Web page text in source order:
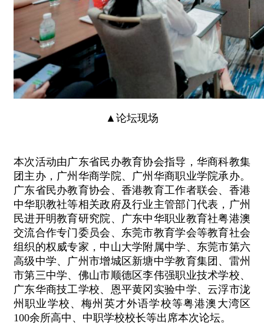
▲论坛现场
本次活动由广东省民办教育协会指导，华商科教集
团主办，广州华商学院、广州华商职业学院承办。
广东省民办教育协会、香港教育工作者联会、香港
中华职教社等相关政府及行业主管部门代表，广州
民进开明教育研究院、广东中华职业教育社粤港澳
交流合作专门委员会、东莞市教育学会等教育社会
组织的权威专家，中山大学附属中学、东莞市第六
高级中学、广州市增城区新塘中学教育集团、雷州
市第三中学、佛山市顺德区李伟强职业技术学校、
广东华商技工学校、恩平黄冈实验中学、云浮市泷
州职业学校、梅州英才外语学校等粤港澳大湾区
100余所高中、中职学校校长等出席本次论坛。